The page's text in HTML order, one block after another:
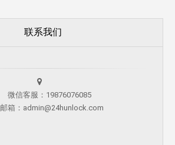
联系我们
微信客服：19876076085
邮箱：admin@24hunlock.com